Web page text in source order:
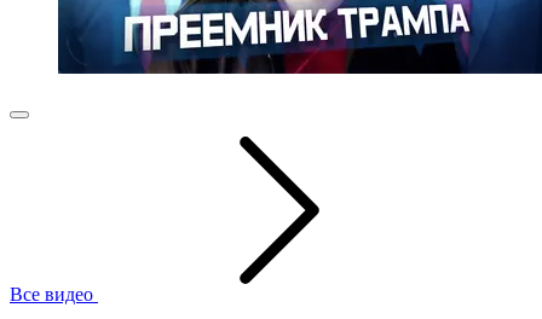
Все видео